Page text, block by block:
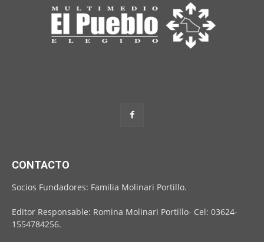
CONTACTO
Socios Fundadores: Familia Molinari Portillo.
Editor Responsable: Romina Molinari Portillo- Cel: 03624-
1554784256.